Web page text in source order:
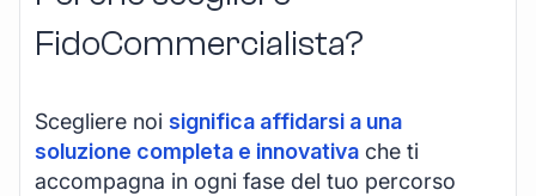
FidoCommercialista?
Scegliere noi significa affidarsi a una
soluzione completa e innovativa che ti
accompagna in ogni fase del tuo percorso